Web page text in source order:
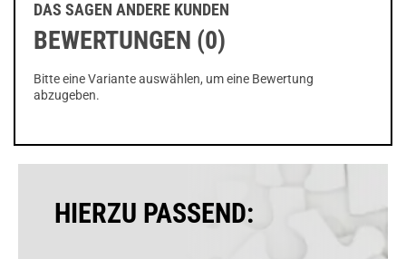
DAS SAGEN ANDERE KUNDEN
BEWERTUNGEN (0)
Bitte eine Variante auswählen, um eine Bewertung
abzugeben.
HIERZU PASSEND: